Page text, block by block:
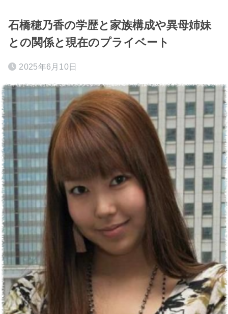
石橋穂乃香の学歴と家族構成や異母姉妹
との関係と現在のプライベート
2025年6月10日